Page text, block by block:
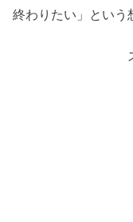
終わりたい」という